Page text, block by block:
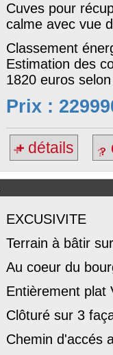
Cuves pour
calme avec vue
Classement
Estimation des
1820 euros
Prix :
détails
EXCUSIVITE
Terrain à bâtir
Au coeur du
Entièrement plat
Clôturé sur 3
Chemin d'accés